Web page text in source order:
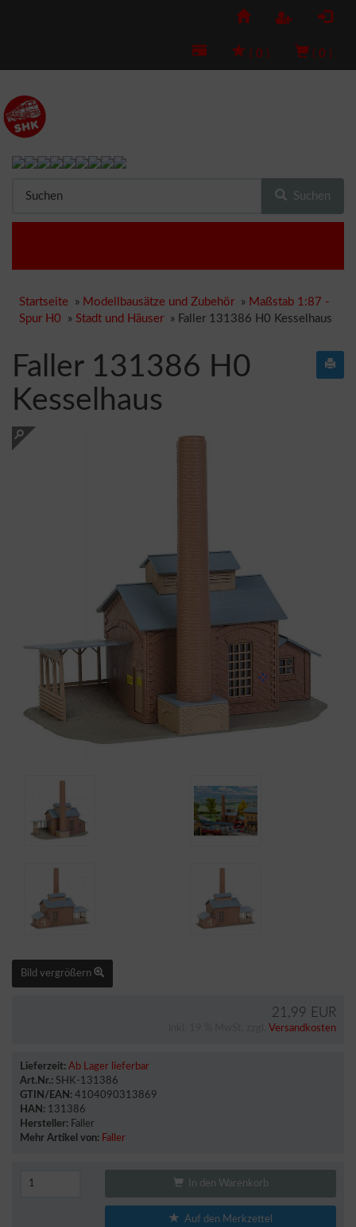
( 0 ) ( 0 )
Suchen
Startseite » Modellbausätze und Zubehör » Maßstab 1:87 -
Spur H0 » Stadt und Häuser » Faller 131386 H0 Kesselhaus
Faller 131386 H0
Kesselhaus
Bild vergrößern
21,99 EUR
Versandkosten
Lieferzeit: Ab Lager lieferbar
Art.Nr.: SHK-131386
GTIN/EAN: 4104090313869
HAN: 131386
Hersteller: Faller
Mehr Artikel von: Faller
In den Warenkorb
Auf den Merkzettel